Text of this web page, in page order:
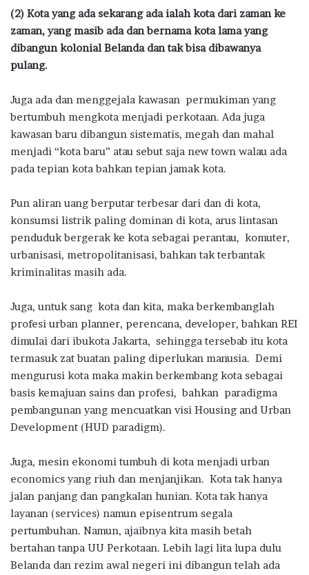
(2) Kota yang ada sekarang ada ialah kota dari zaman ke
zaman, yang masib ada dan bernama kota lama yang
dibangun kolonial Belanda dan tak bisa dibawanya
pulang.
Juga ada dan menggejala kawasan permukiman yang
bertumbuh mengkota menjadi perkotaan. Ada juga
kawasan baru dibangun sistematis, megah dan mahal
menjadi “kota baru” atau sebut saja new town walau ada
pada tepian kota bahkan tepian jamak kota.
Pun aliran uang berputar terbesar dari dan di kota,
konsumsi listrik paling dominan di kota, arus lintasan
penduduk bergerak ke kota sebagai perantau, komuter,
urbanisasi, metropolitanisasi, bahkan tak terbantak
kriminalitas masih ada.
Juga, untuk sang kota dan kita, maka berkembanglah
profesi urban planner, perencana, developer, bahkan REI
dimulai dari ibukota Jakarta, sehingga tersebab itu kota
termasuk zat buatan paling diperlukan manusia. Demi
mengurusi kota maka makin berkembang kota sebagai
basis kemajuan sains dan profesi, bahkan paradigma
pembangunan yang mencuatkan visi Housing and Urban
Development (HUD paradigm).
Juga, mesin ekonomi tumbuh di kota menjadi urban
economics yang riuh dan menjanjikan. Kota tak hanya
jalan panjang dan pangkalan hunian. Kota tak hanya
layanan (services) namun episentrum segala
pertumbuhan. Namun, ajaibnya kita masih betah
bertahan tanpa UU Perkotaan. Lebih lagi lita lupa dulu
Belanda dan rezim awal negeri ini dibangun telah ada